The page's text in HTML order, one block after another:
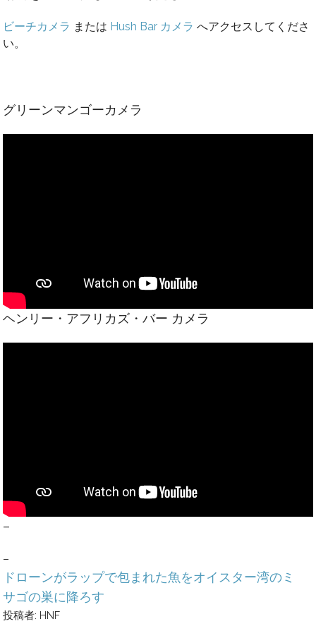
ビーチカメラ または Hush Bar カメラ へアクセスしてくださ
い。
グリーンマンゴーカメラ
ヘンリー・アフリカズ・バー カメラ
–
–
ドローンがラップで包まれた魚をオイスター湾のミ
サゴの巣に降ろす
投稿者: HNF